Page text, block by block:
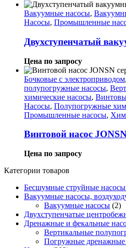
Вакуумные насосы,
Насосы, Промышленные
Двухступенчатый
Цена по запросу
Бочковые с электроприводом,
полупогружные насосы,
химические насосы,
Насосы, Полупогружные
Промышленные насосы,
Винтовой насос
Цена по запросу
Категории товаров
Бесшумные струйные
Вакуумные насосы,
Вакуумные насосы (2)
Двухступенчатые
Дренажные и фекальные
Вертикальные
Погружные дренажные